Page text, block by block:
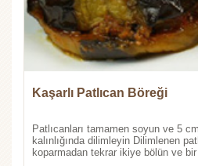
Kaşarlı Patlıcan Böreği
Patlıcanları tamamen soyun ve 5
kalınlığında dilimleyin Dilimlenen
koparmadan tekrar ikiye bölün ve